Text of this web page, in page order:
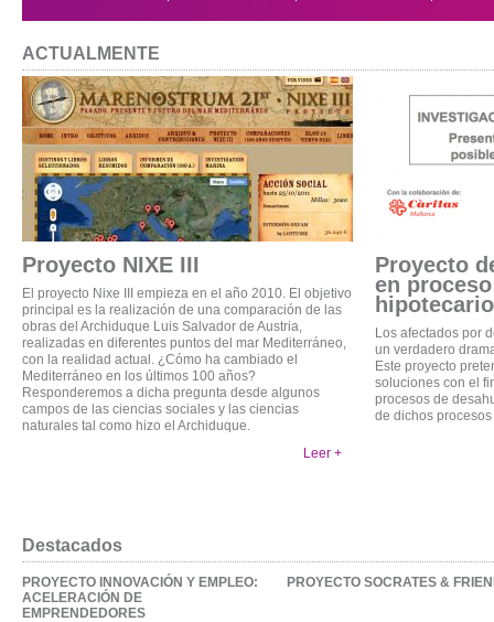
ACTUALMENTE
Proyecto NIXE III
El proyecto Nixe III empieza en el año 2010. El objetivo
principal es la realización de una comparación de las
obras del Archiduque Luis Salvador de Austria,
realizadas en diferentes puntos del mar Mediterráneo,
con la realidad actual. ¿Cómo ha cambiado el
Mediterráneo en los últimos 100 años?
Responderemos a dicha pregunta desde algunos
campos de las ciencias sociales y las ciencias
naturales tal como hizo el Archiduque.
Leer +
Proyecto
en
hipotecario
Los afectados por
un verdadero
Este proyecto
soluciones con el
procesos de
de dichos
Destacados
PROYECTO INNOVACIÓN Y EMPLEO:
ACELERACIÓN DE
EMPRENDEDORES
PROYECTO SOCRATES &